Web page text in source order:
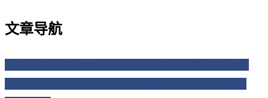
文章导航